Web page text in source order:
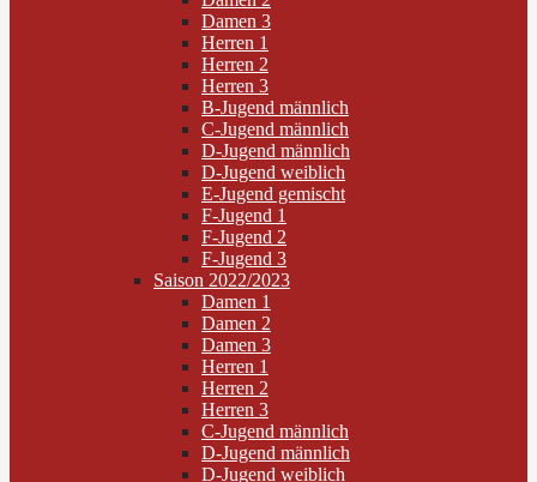
Damen 3
Herren 1
Herren 2
Herren 3
B-Jugend männlich
C-Jugend männlich
D-Jugend männlich
D-Jugend weiblich
E-Jugend gemischt
F-Jugend 1
F-Jugend 2
F-Jugend 3
Saison 2022/2023
Damen 1
Damen 2
Damen 3
Herren 1
Herren 2
Herren 3
C-Jugend männlich
D-Jugend männlich
D-Jugend weiblich